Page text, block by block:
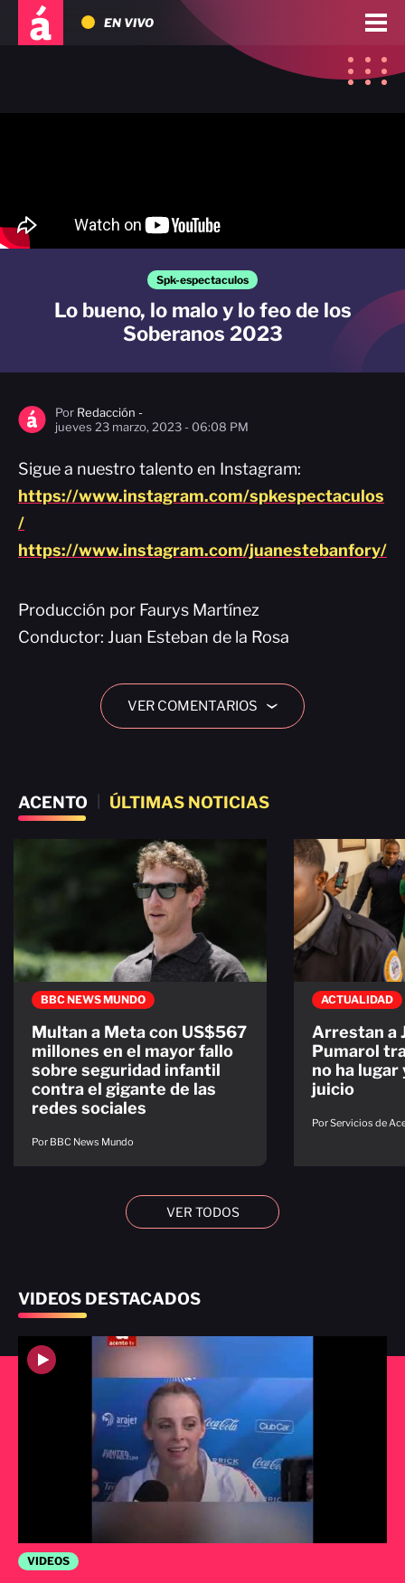
EN VIVO
Spk-espectaculos
Lo bueno, lo malo y lo feo de los
Soberanos 2023
Por Redacción -
jueves 23 marzo, 2023 - 06:08 PM
Sigue a nuestro talento en Instagram:
https://www.instagram.com/spkespectaculos
/
https://www.instagram.com/juanestebanfory/
Producción por Faurys Martínez
Conductor: Juan Esteban de la Rosa
VER COMENTARIOS ›
ACENTO ÚLTIMAS NOTICIAS
BBC NEWS MUNDO
Multan a Meta con US$567
millones en el mayor fallo
sobre seguridad infantil
contra el gigante de las
redes sociales
Por BBC News Mundo
ACTUALIDAD
Arrestan a
Pumarol
no ha lugar
juicio
Por Servicios de
VER TODOS
VIDEOS DESTACADOS
VIDEOS